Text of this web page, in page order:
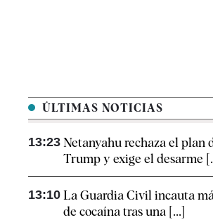
ÚLTIMAS NOTICIAS
13:23 Netanyahu rechaza el plan
Trump y exige el desarme
13:10 La Guardia Civil incauta
de cocaína tras una [...]